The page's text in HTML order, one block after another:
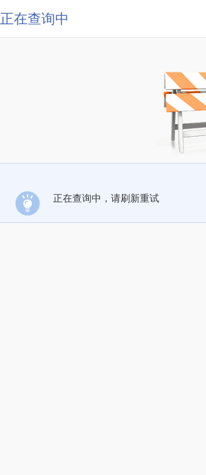
正在查询中
正在查询中，请刷新重试